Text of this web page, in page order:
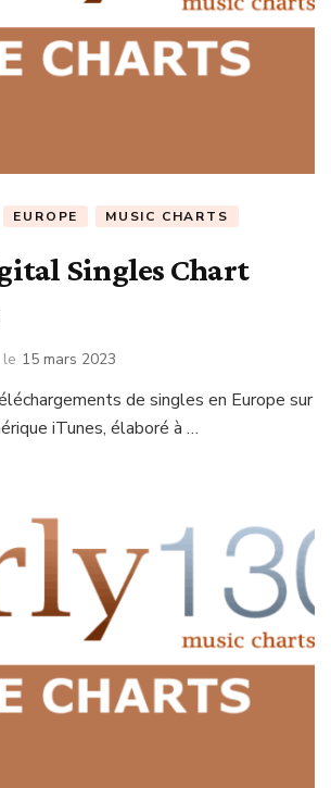
EUROPE MUSIC CHARTS
Singles Chart
le 15 mars 2023
de singles en Europe sur
iTunes, élaboré à …